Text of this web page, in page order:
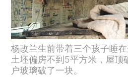
杨改兰生前带着三个孩子睡
土坯偏房不到5平方米，屋顶
户玻璃破了一块。